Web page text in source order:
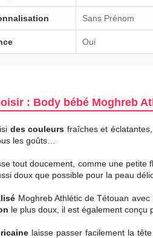
Sans Prénom
Oui
: Body bébé Moghreb
des couleurs fraîches et
les goûts…
tout doucement, comme une petite
doux que possible pour la peau
Moghreb Athlétic de Tétouan avec
le plus doux, il est également conçu
laisse passer facilement la